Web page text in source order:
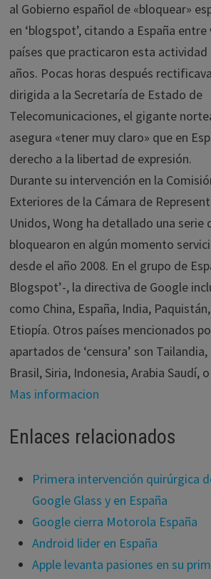
al Gobierno español de «bloquear»
en ‘blogspot’, citando a España
países que practicaron esta
años. Pocas horas después
dirigida a la Secretaría de Estado de
Telecomunicaciones, el gigante
asegura «tener muy claro» que en
derecho a la libertad de expresión.
Durante su intervención en la
Exteriores de la Cámara de
Unidos, Wong ha detallado una serie
bloquearon en algún momento
desde el año 2008. En el grupo de
Blogspot’-, la directiva de Google
como China, España, India,
Etiopía. Otros países mencionados
apartados de ‘censura’ son
Brasil, Siria, Indonesia, Arabia Saudí,
Mas informacion
Enlaces relacionados
Primera intervención quirúrgica
Google Glass y en España
Google cierra Motorola España
Android lider en España
Apple levanta pasiones en su